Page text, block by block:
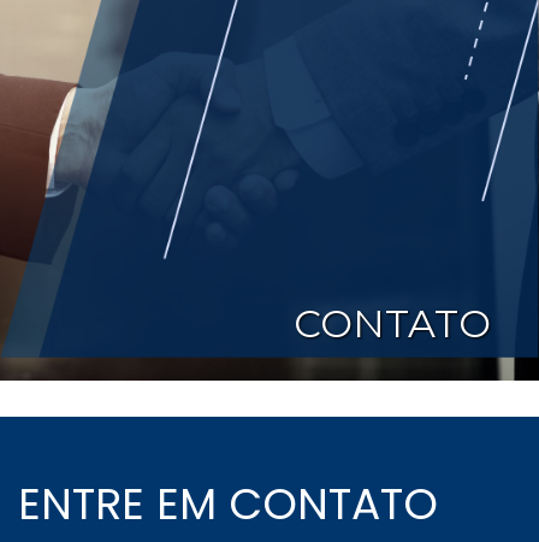
CONTATO
ENTRE EM CONTATO